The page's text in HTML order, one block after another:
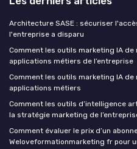
Architecture SASE : sécuriser
l'entreprise a disparu
Comment les outils marketing IA
applications métiers de l’entreprise
Comment les outils marketing IA
applications métiers
Comment les outils d’intelligence
la stratégie marketing de
Comment évaluer le prix d’un
Weloveformationmarketing fr pour